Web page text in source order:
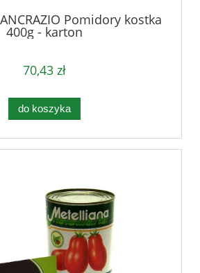
Pomidory kostka
400g - karton
70,43 zł
do koszyka